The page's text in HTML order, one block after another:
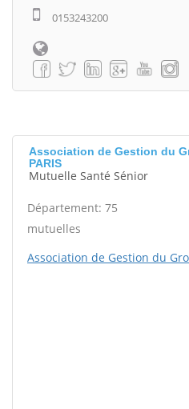
0153243200
Association de Gestion du
PARIS
Mutuelle Santé Sénior
Département: 75
mutuelles
Association de Gestion du